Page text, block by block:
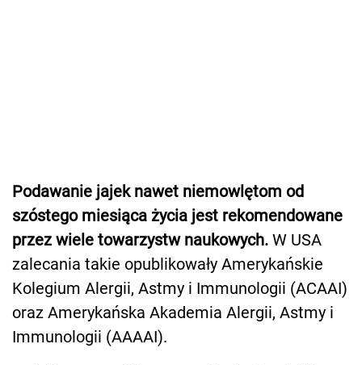
Podawanie jajek nawet niemowlętom od
szóstego miesiąca życia jest rekomendowane
przez wiele towarzystw naukowych. W USA
zalecania takie opublikowały Amerykańskie
Kolegium Alergii, Astmy i Immunologii (ACAAI)
oraz Amerykańska Akademia Alergii, Astmy i
Immunologii (AAAAI).